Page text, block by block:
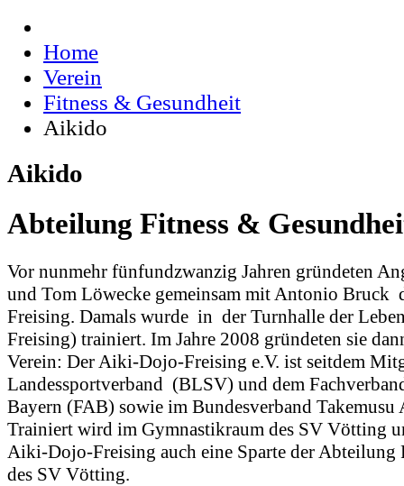
Home
Verein
Fitness & Gesundheit
Aikido
Aikido
Abteilung Fitness &
Vor nunmehr fünfundzwanzig Jahren gründeten
und Tom Löwecke gemeinsam mit Antonio Bruck
Freising. Damals wurde in der Turnhalle der
Freising) trainiert. Im Jahre 2008 gründeten sie
Verein: Der Aiki-Dojo-Freising e.V. ist seitdem
Landessportverband (BLSV) und dem
Bayern (FAB) sowie im Bundesverband
Trainiert wird im Gymnastikraum des SV Vötting
Aiki-Dojo-Freising auch eine Sparte der Abteilung
des SV Vötting.